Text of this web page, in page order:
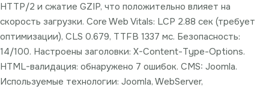
HTTP/2 и сжатие GZIP, что положительно влияет на
скорость загрузки. Core Web Vitals: LCP 2.88 сек (требует
оптимизации), CLS 0.679, TTFB 1337 мс. Безопасность:
14/100. Настроены заголовки: X-Content-Type-Options.
HTML-валидация: обнаружено 7 ошибок. CMS: Joomla.
Используемые технологии: Joomla, WebServer,